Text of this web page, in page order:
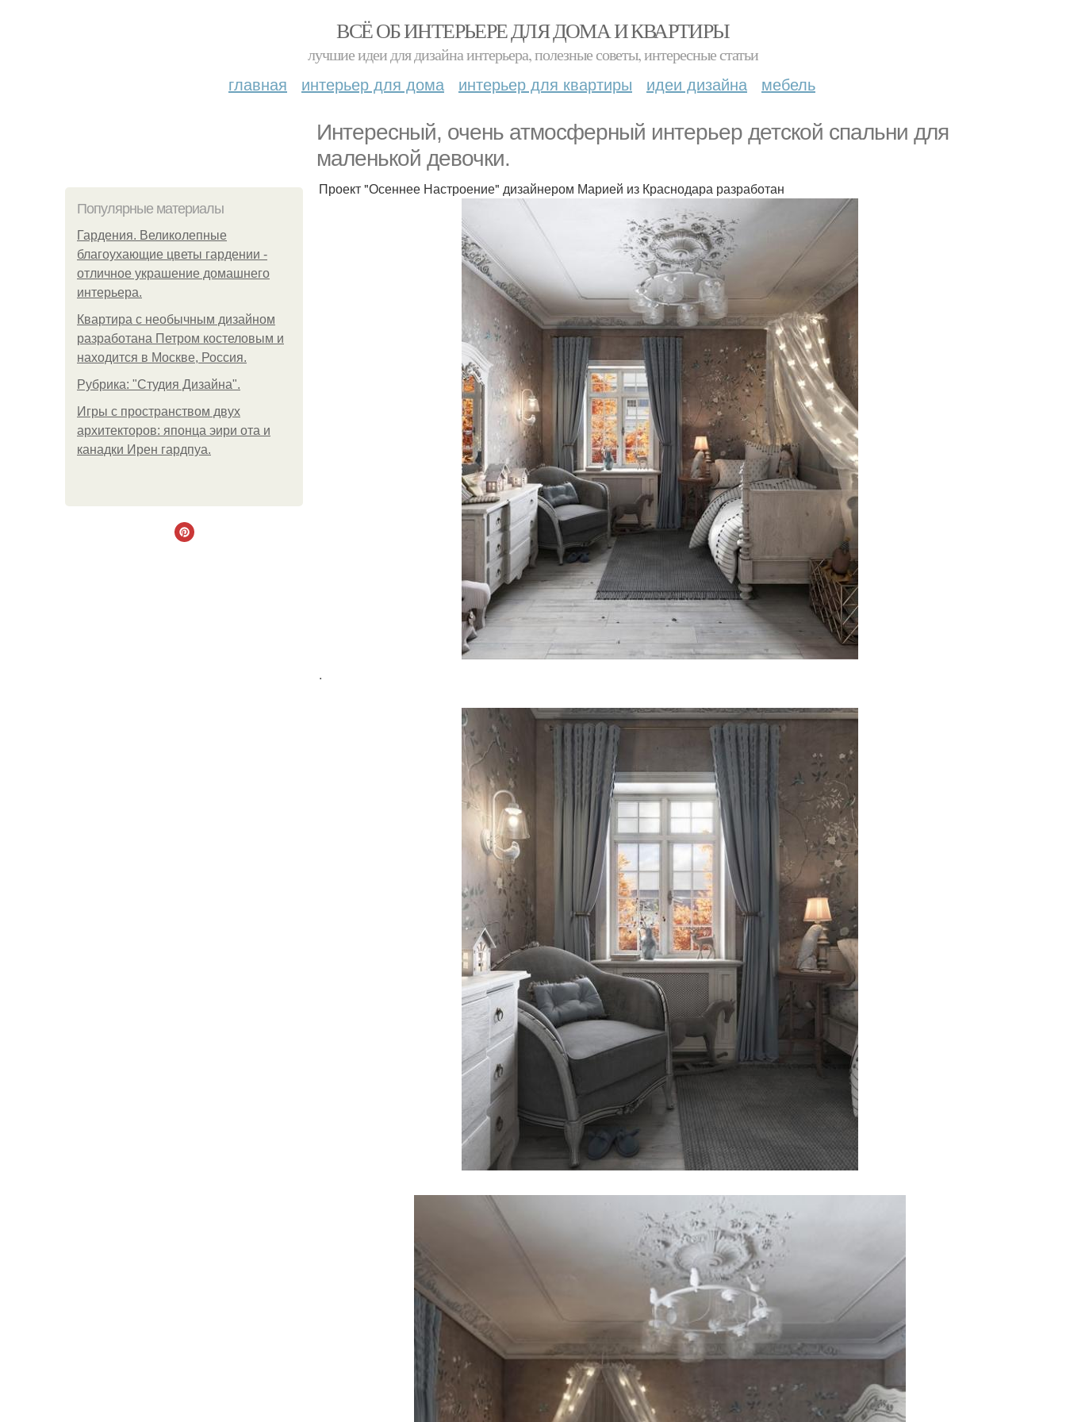
ВСЁ ОБ ИНТЕРЬЕРЕ ДЛЯ ДОМА И КВАРТИРЫ
лучшие идеи для дизайна интерьера, полезные советы, интересные статьи
главная интерьер для дома интерьер для квартиры идеи дизайна мебель
Интересный, очень атмосферный интерьер детской спальни для
маленькой девочки.
Популярные материалы
Гардения. Великолепные
благоухающие цветы гардении -
отличное украшение домашнего
интерьера.
Квартира с необычным дизайном
разработана Петром костеловым и
находится в Москве, Россия.
Рубрика: "Студия Дизайна".
Игры с пространством двух
архитекторов: японца эири ота и
канадки Ирен гардпуа.
Проект "Осеннее Настроение" дизайнером Марией из Краснодара разработан
.